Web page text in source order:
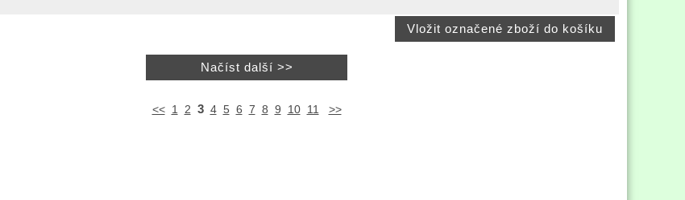
<< 1 2 3 4 5 6 7 8 9 10 11 >>